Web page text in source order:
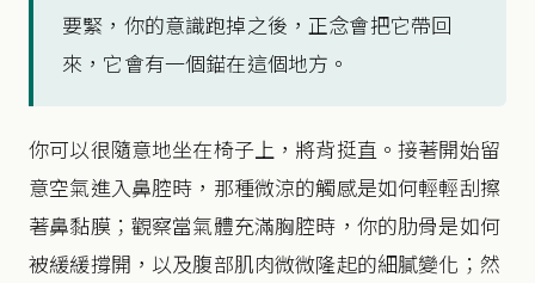
要緊，你的意識跑掉之後，正念會把它帶回
來，它會有一個錨在這個地方。
你可以很隨意地坐在椅子上，將背挺直。接著開始留
意空氣進入鼻腔時，那種微涼的觸感是如何輕輕刮擦
著鼻黏膜；觀察當氣體充滿胸腔時，你的肋骨是如何
被緩緩撐開，以及腹部肌肉微微隆起的細膩變化；然